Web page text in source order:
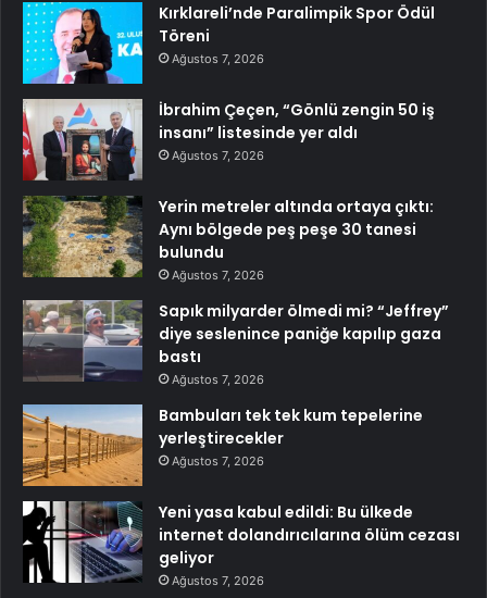
Kırklareli’nde Paralimpik Spor Ödül
Töreni
Ağustos 7, 2026
İbrahim Çeçen, “Gönlü zengin 50 iş
insanı” listesinde yer aldı
Ağustos 7, 2026
Yerin metreler altında ortaya çıktı:
Aynı bölgede peş peşe 30 tanesi
bulundu
Ağustos 7, 2026
Sapık milyarder ölmedi mi? “Jeffrey”
diye seslenince paniğe kapılıp gaza
bastı
Ağustos 7, 2026
Bambuları tek tek kum tepelerine
yerleştirecekler
Ağustos 7, 2026
Yeni yasa kabul edildi: Bu ülkede
internet dolandırıcılarına ölüm cezası
geliyor
Ağustos 7, 2026